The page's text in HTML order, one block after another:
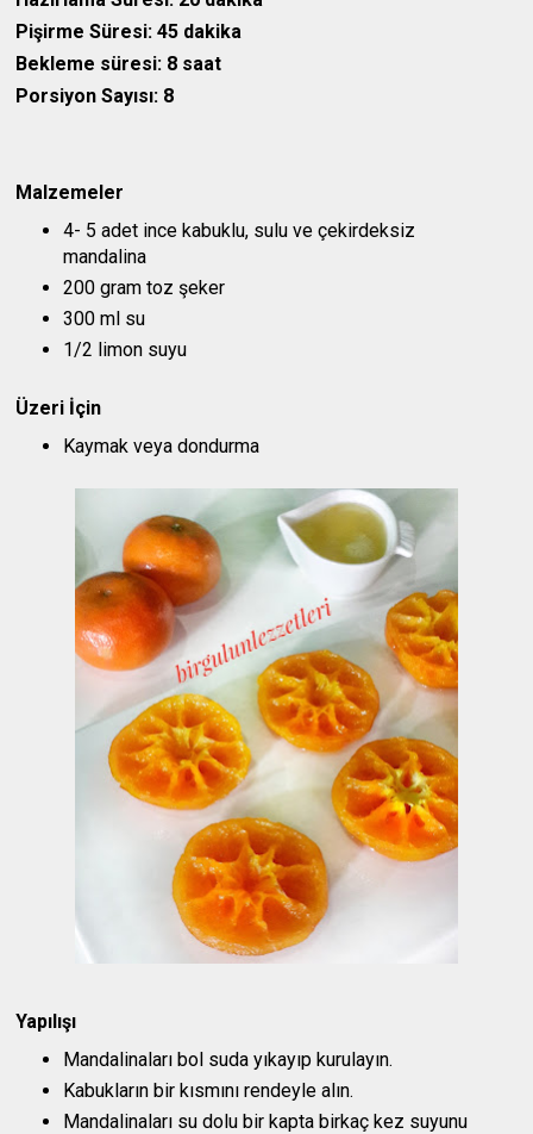
Pişirme Süresi: 45 dakika
Bekleme süresi: 8 saat
Porsiyon Sayısı: 8
Malzemeler
4- 5 adet ince kabuklu, sulu ve çekirdeksiz
mandalina
200 gram toz şeker
300 ml su
1/2 limon suyu
Üzeri İçin
Kaymak veya dondurma
Yapılışı
Mandalinaları bol suda yıkayıp kurulayın.
Kabukların bir kısmını rendeyle alın.
Mandalinaları su dolu bir kapta birkaç kez suyunu